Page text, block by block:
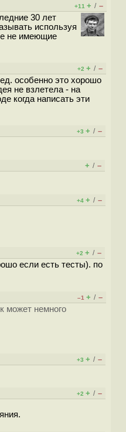
+11 + / –
30 лет
используя
не имеющие
+2 + / –
особенно это хорошо
не взлетела - на
когда написать эти
+3 + / –
+ / –
+4 + / –
+2 + / –
если есть тесты). по
–1 + / –
может немного
+3 + / –
+2 + / –